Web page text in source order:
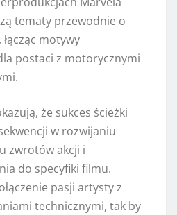
tematy przewodnie o
, łącząc motywy
postaci z motorycznymi
że sukces ścieżki
w rozwijaniu
zwrotów akcji i
do specyfiki filmu.
pasji artysty z
technicznymi, tak by